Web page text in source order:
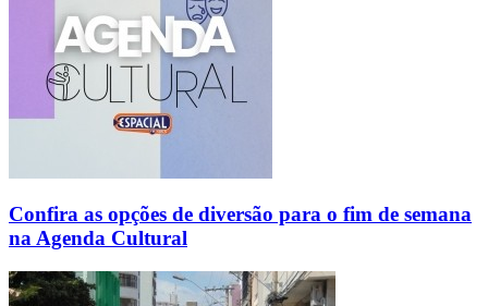
Confira as opções de diversão para o fim de semana
na Agenda Cultural